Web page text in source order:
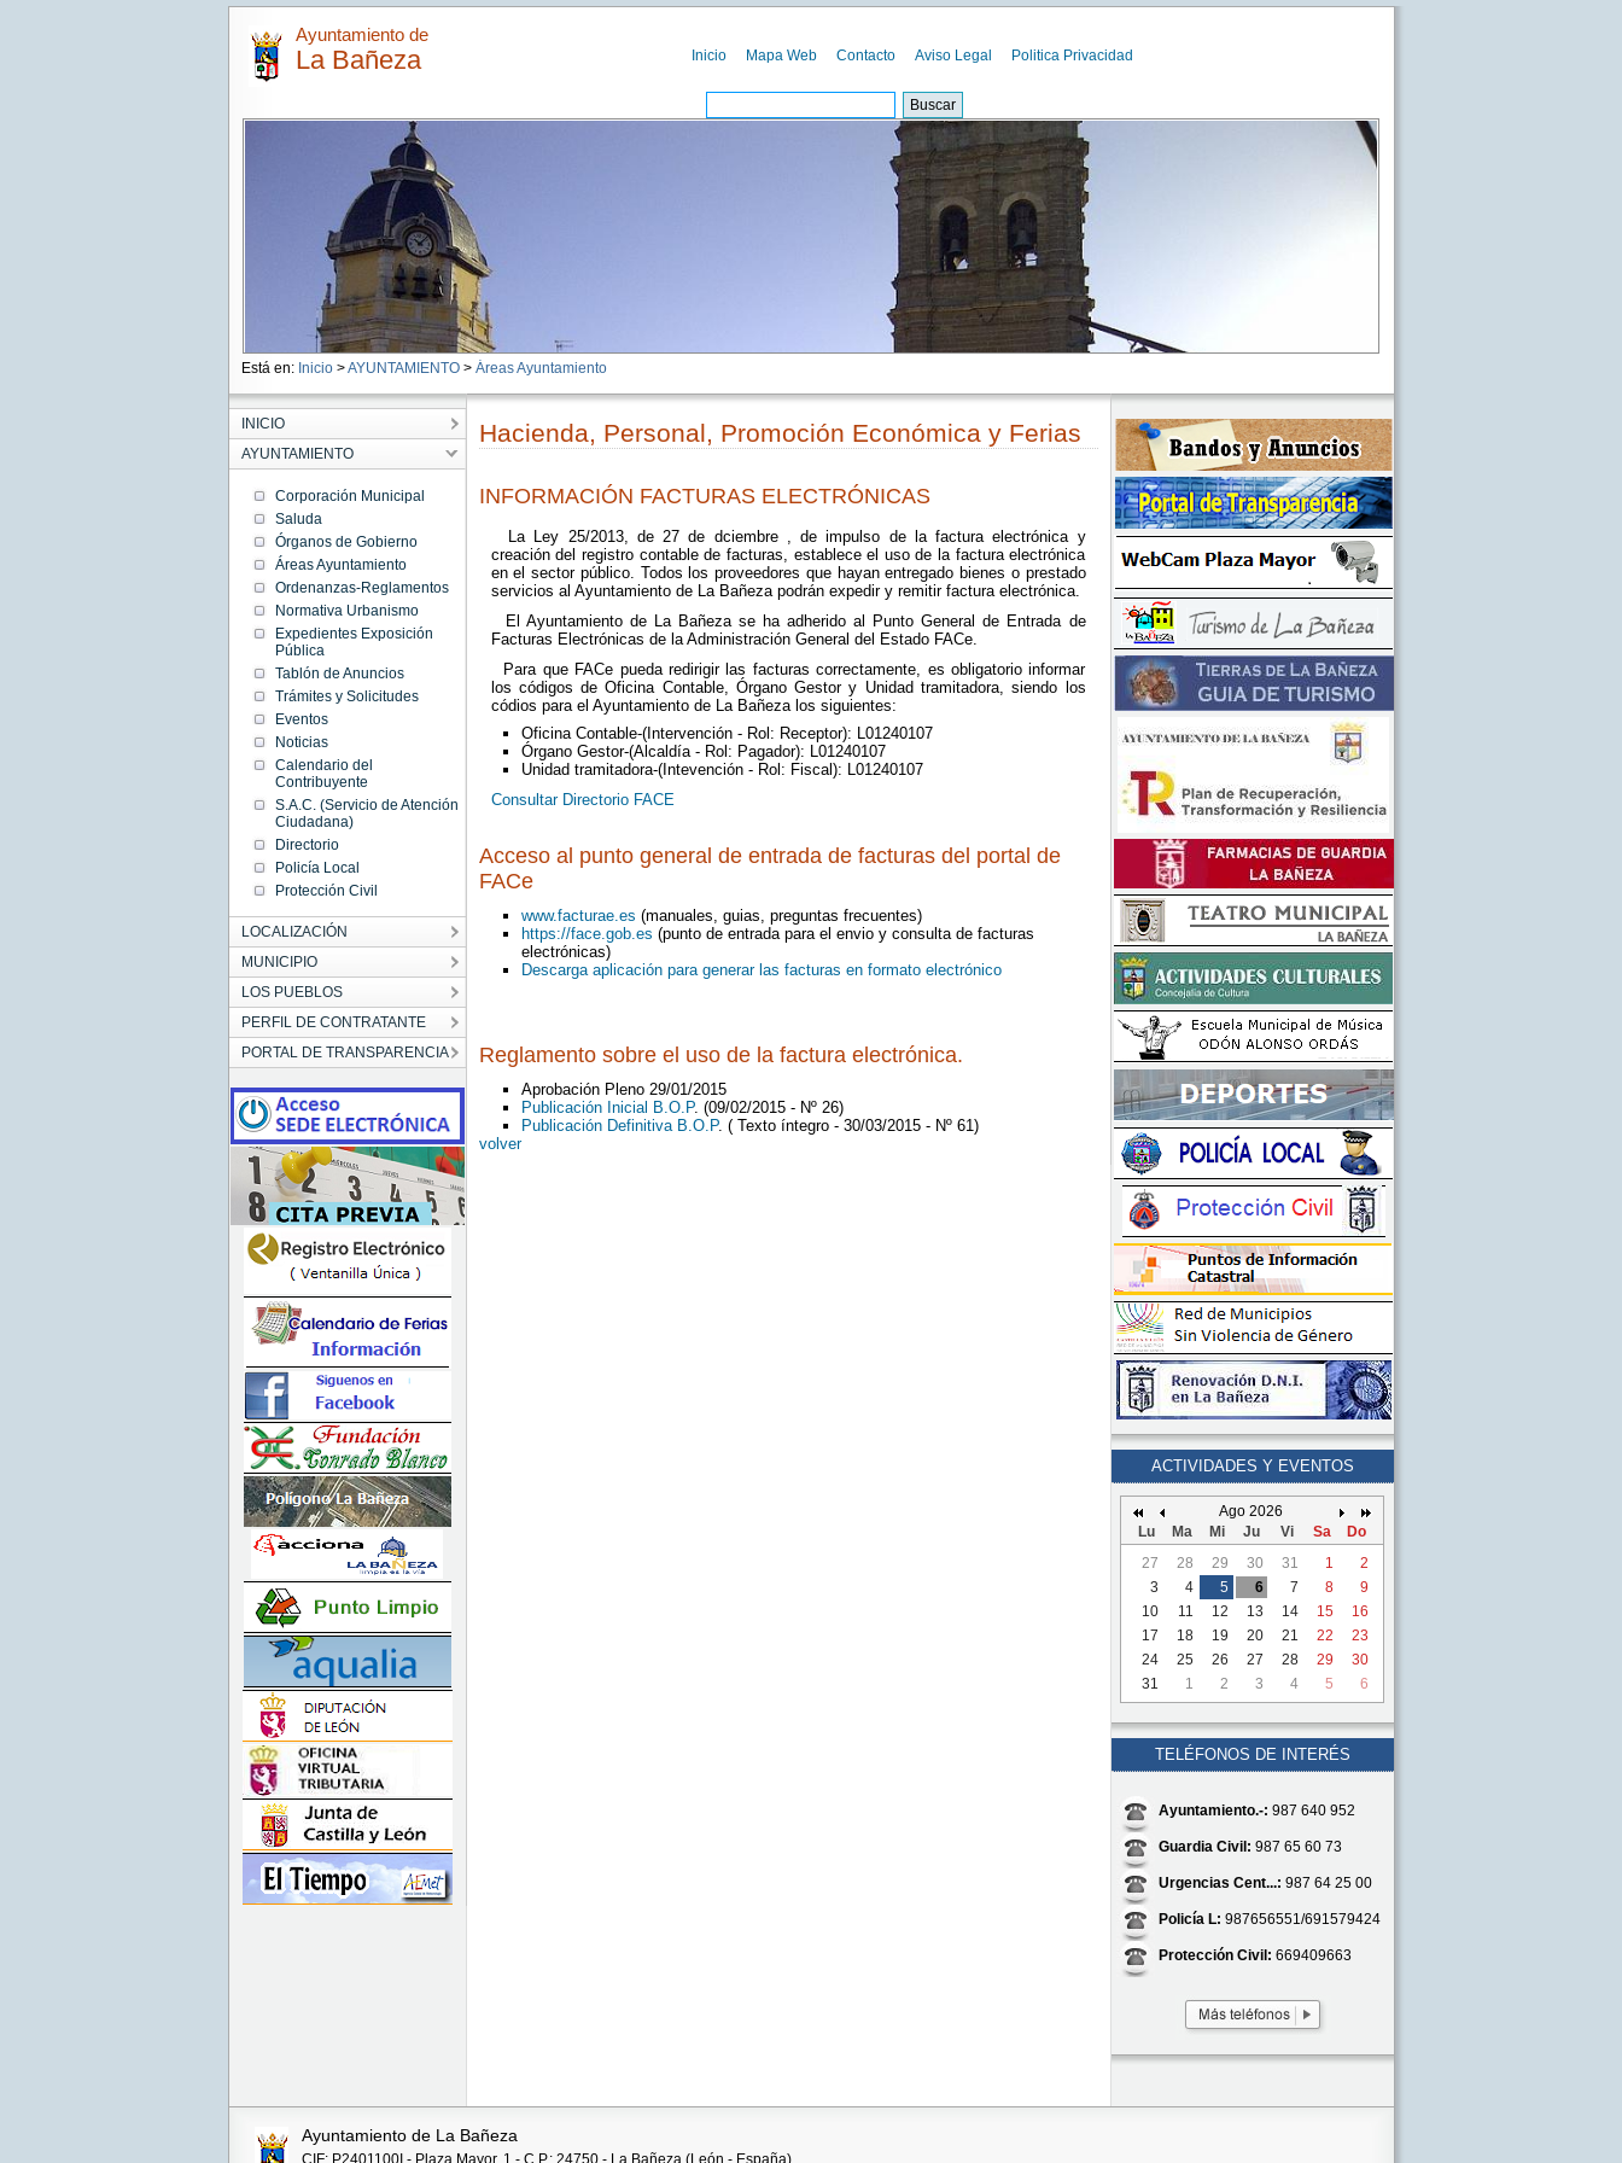
Ayuntamiento de
La Bañeza Inicio Mapa Web Contacto Aviso Legal Politica Privacidad
Está en: Inicio >AYUNTAMIENTO> Áreas Ayuntamiento
INICIO
AYUNTAMIENTO
Corporación Municipal
Saluda
Órganos de Gobierno
Áreas Ayuntamiento
Ordenanzas-Reglamentos
Normativa Urbanismo
Expedientes Exposición
Pública
Tablón de Anuncios
Trámites y Solicitudes
Eventos
Noticias
Calendario del
Contribuyente
S.A.C. (Servicio de Atención
Ciudadana)
Directorio
Policía Local
Protección Civil
LOCALIZACIÓN
MUNICIPIO
LOS PUEBLOS
PERFIL DE CONTRATANTE
PORTAL DE TRANSPARENCIA
Hacienda, Personal, Promoción Económica y Ferias
INFORMACIÓN FACTURAS ELECTRÓNICAS
La Ley 25/2013, de 27 de dciembre , de impulso de la factura electrónica y
creación del registro contable de facturas, establece el uso de la factura electrónica
en el sector público. Todos los proveedores que hayan entregado bienes o prestado
servicios al Ayuntamiento de La Bañeza podrán expedir y remitir factura electrónica.
El Ayuntamiento de La Bañeza se ha adherido al Punto General de Entrada de
Facturas Electrónicas de la Administración General del Estado FACe.
Para que FACe pueda redirigir las facturas correctamente, es obligatorio informar
los códigos de Oficina Contable, Órgano Gestor y Unidad tramitadora, siendo los
códios para el Ayuntamiento de La Bañeza los siguientes:
Oficina Contable-(Intervención - Rol: Receptor): L01240107
Órgano Gestor-(Alcaldía - Rol: Pagador): L01240107
Unidad tramitadora-(Intevención - Rol: Fiscal): L01240107
Consultar Directorio FACE
Acceso al punto general de entrada de facturas del portal de
FACe
www.facturae.es (manuales, guias, preguntas frecuentes)
https://face.gob.es (punto de entrada para el envio y consulta de facturas
electrónicas)
Descarga aplicación para generar las facturas en formato electrónico
Reglamento sobre el uso de la factura electrónica.
Aprobación Pleno 29/01/2015
Publicación Inicial B.O.P. (09/02/2015 - Nº 26)
Publicación Definitiva B.O.P. ( Texto íntegro - 30/03/2015 - Nº 61)
volver
ACTIVIDADES Y EVENTOS
Ago 2026
Lu
Ma Mi Ju Vi Sa
Do
27
28 29 30 31 1
2
3
4 5 6 7 8
9
10
11 12 13 14 15
16
17
18 19 20 21 22
23
24
25 26 27 28 29
30
31
1 2 3 4 5 6
TELÉFONOS DE INTERÉS
Ayuntamiento.-: 987 640 952
Guardia Civil: 987 65 60 73
Urgencias Cent...: 987 64 25 00
Policía L: 987656551/691579424
Protección Civil: 669409663
Ayuntamiento de La Bañeza
CIF: P2401100I - Plaza Mayor, 1 - C.P.: 24750 - La Bañeza (León - España)